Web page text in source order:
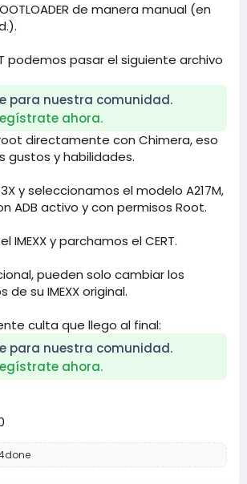
de manera manual (en
podemos pasar el siguiente archivo
para nuestra comunidad.
ahora.
directamente con Chimera, eso
gustos y habilidades.
y seleccionamos el modelo A217M,
ADB activo y con permisos Root.
IMEXX y parchamos el CERT.
pueden solo cambiar los
su IMEXX original.
culta que llego al final:
para nuestra comunidad.
ahora.